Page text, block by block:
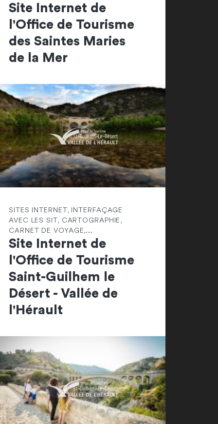
Site Internet de
l'Office de Tourisme
des Saintes Maries
de la Mer
SITES INTERNET, INTERFAÇAGE
AVEC LES SIT, CARTOGRAPHIE,
CARNET DE VOYAGE,...
Site Internet de
l'Office de Tourisme
Saint-Guilhem le
Désert - Vallée de
l'Hérault